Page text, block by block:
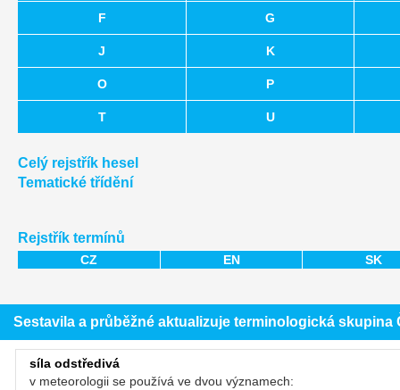
F G
J K
O P
T U
Celý rejstřík hesel
Tematické třídění
Rejstřík termínů
CZ EN SK
Sestavila a průběžné aktualizuje terminologická
síla odstředivá
v meteorologii se používá ve dvou významech: